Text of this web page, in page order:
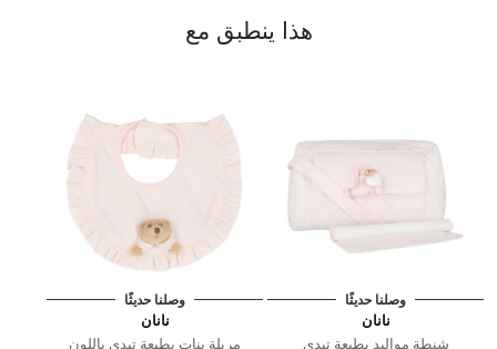
هذا ينطبق مع
وصلنا حديثًا
نانان
شنطة مواليد بطبعة تيدى
وصلنا حديثًا
نانان
مريلة بنات بطبعة تيدى باللون